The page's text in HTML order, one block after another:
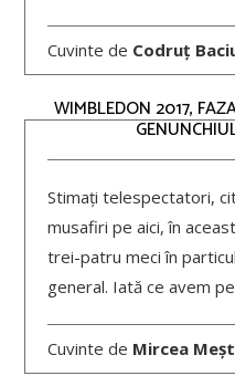
Cuvinte de Codruț
WIMBLEDON 2017,
Stimați telespectatori,
musafiri pe aici, în
trei-patru meci în
general. Iată ce avem
Cuvinte de Mircea